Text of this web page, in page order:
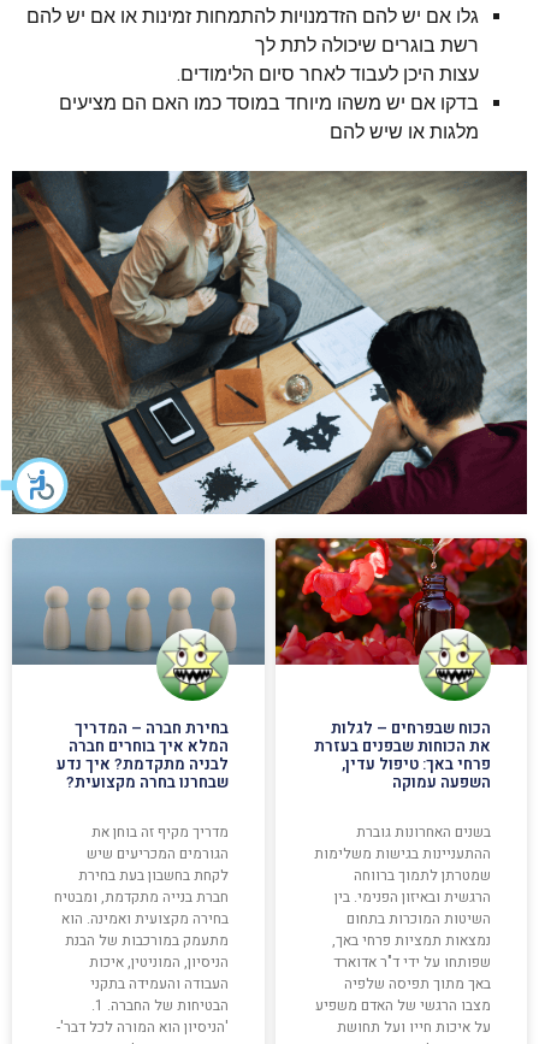
גלו אם יש להם הזדמנויות להתמחות זמינות או אם יש להם
רשת בוגרים שיכולה לתת לך
עצות היכן לעבוד לאחר סיום הלימודים.
בדקו אם יש משהו מיוחד במוסד כמו האם הם מציעים
מלגות או שיש להם
הכוח שבפרחים – לגלות
את הכוחות שבפנים בעזרת
פרחי באך: טיפול עדין,
השפעה עמוקה
בשנים האחרונות גוברת
ההתעניינות בגישות משלימות
שמטרתן לתמוך ברווחה
הרגשית ובאיזון הפנימי. בין
השיטות המוכרות בתחום
נמצאות תמציות פרחי באך,
שפותחו על ידי ד"ר אדוארד
באך מתוך תפיסה שלפיה
מצבו הרגשי של האדם משפיע
על איכות חייו ועל תחושת
בחירת חברה – המדריך
המלא איך בוחרים חברה
לבניה מתקדמת? איך נדע
שבחרנו בחרה מקצועית?
מדריך מקיף זה בוחן את
הגורמים המכריעים שיש
לקחת בחשבון בעת בחירת
חברת בנייה מתקדמת, ומבטיח
בחירה מקצועית ואמינה. הוא
מתעמק במורכבות של הבנת
הניסיון, המוניטין, איכות
העבודה והעמידה בתקני
הבטיחות של החברה. 1.
'הניסיון הוא המורה לכל דבר'-